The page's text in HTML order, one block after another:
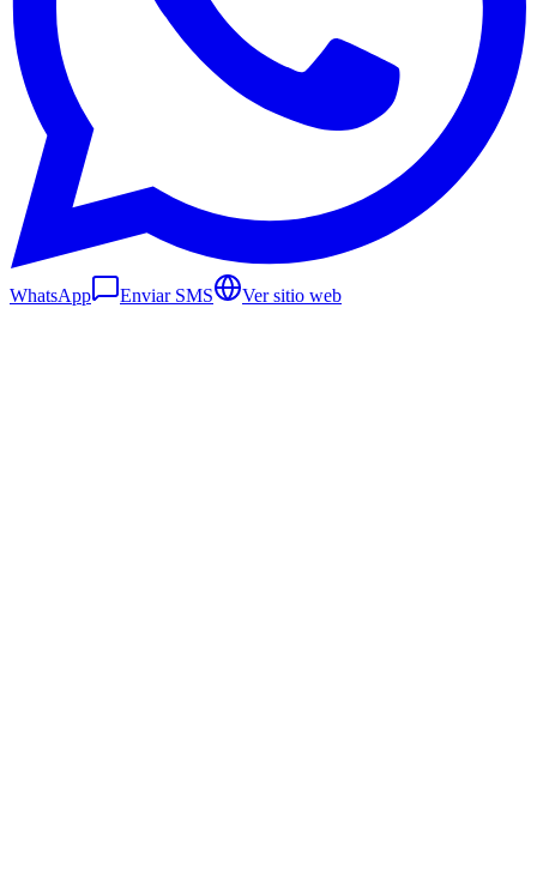
WhatsApp Enviar SMS Ver sitio web